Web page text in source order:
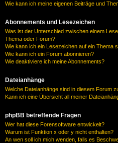
Wie kann ich meine eigenen Beiträge und
Abonnements und Lesezeichen
Was ist der Unterschied zwischen einem
Thema oder Forum?
Wie kann ich ein Lesezeichen auf ein Thema
Wie kann ich ein Forum abonnieren?
Wie deaktiviere ich meine Abonnements?
Dateianhänge
Welche Dateianhänge sind in diesem Forum
Kann ich eine Übersicht all meiner
phpBB betreffende Fragen
Wer hat diese Forensoftware entwickelt?
Warum ist Funktion x oder y nicht enthalten?
An wen soll ich mich wenden, falls es